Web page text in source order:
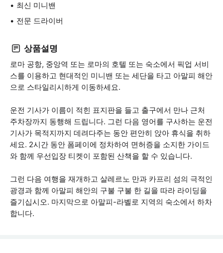
최신 미니밴
전문 드라이버
상품설명
로마 공항, 중앙역 또는 로마의 호텔 또는 숙소에서 픽업 서비
스를 이용하고 현대적인 미니밴 또는 세단을 타고 아말피 해안
으로 스타일리시하게 이동하세요.
운전 기사가 이름이 적힌 표지판을 들고 출구에서 만나 근처
주차장까지 동행해 드립니다. 그런 다음 영어를 구사하는 운전
기사가 목적지까지 데려다주는 동안 편안히 앉아 휴식을 취하
세요. 2시간 동안 폼페이에 정차하여 면허증을 소지한 가이드
와 함께 우선입장 티켓이 포함된 산책을 할 수 있습니다.
그런 다음 여행을 재개하고 살레르노 만과 카프리 섬의 극적인
광경과 함께 아말피 해안의 구불 구불 한 길을 따라 라이딩을
즐기십시오. 마지막으로 아말피-라벨로 지역의 숙소에서 하차
합니다.